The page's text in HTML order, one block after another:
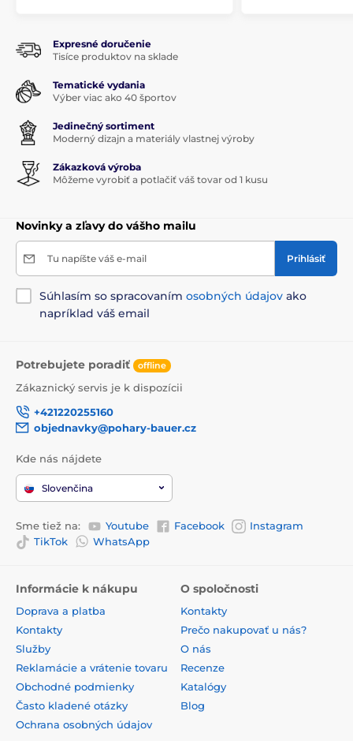
Expresné doručenie
Tisíce produktov na sklade
Tematické vydania
Výber viac ako 40 športov
Jedinečný sortiment
Moderný dizajn a materiály vlastnej výroby
Zákazková výroba
Môžeme vyrobiť a potlačiť váš tovar od 1 kusu
Novinky a zľavy do vášho mailu
Tu napíšte váš e-mail Prihlásiť
Súhlasím so spracovaním osobných údajov ako
napríklad váš email
Potrebujete poradiť offline
Zákaznický servis je k dispozícii
+421220255160
objednavky@pohary-bauer.cz
Kde nás nájdete
Slovenčina
Sme tiež na: Youtube Facebook
Instagram
TikTok
WhatsApp
Informácie k nákupu
Doprava a platba
Kontakty
Služby
Reklamácie a vrátenie tovaru
Obchodné podmienky
Často kladené otázky
Ochrana osobných údajov
O spoločnosti
Kontakty
Prečo nakupovať u nás?
O nás
Recenze
Katalógy
Blog